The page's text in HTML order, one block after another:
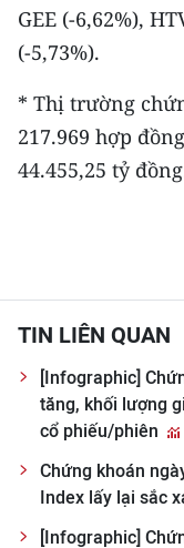
GEE (-6,62%),
(-5,73%).
* Thị trường
217.969 hợp
44.455,25 tỷ
TIN LIÊN QUAN
[Infographic]
tăng, khối lượng
cổ phiếu/phiên
Chứng khoán
Index lấy lại sắc
[Infographic]